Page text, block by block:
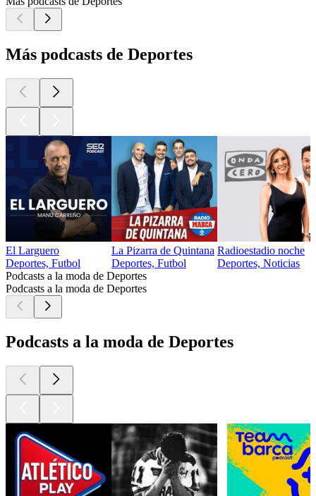
Más podcasts de Deportes
El Larguero
Deportes, Futbol
La Pizarra de Quintana
Deportes, Futbol
Radioestadio noche
Deportes, Noticias
Podcasts a la moda de Deportes
Podcasts a la moda de Deportes
Podcasts a la moda de Deportes